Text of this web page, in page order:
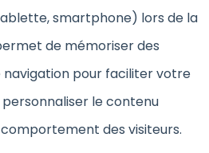
smartphone) lors de la
de mémoriser des
pour faciliter votre
le contenu
des visiteurs.